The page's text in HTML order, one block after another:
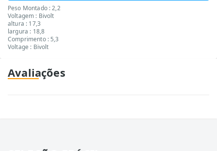
Peso Montado : 2,2
Voltagem : Bivolt
altura : 17,3
largura : 18,8
Comprimento : 5,3
Voltage : Bivolt
Avaliações